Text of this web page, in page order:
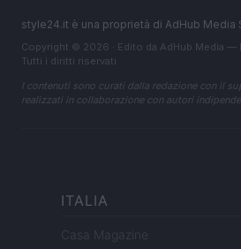
style24.it è una proprietà di AdHub Media
Copyright © 2026 · Edito da AdHub Media —
Tutti i diritti riservati
I contenuti sono curati dalla redazione con il
realizzati in collaborazione con autori
ITALIA
Casa Magazine